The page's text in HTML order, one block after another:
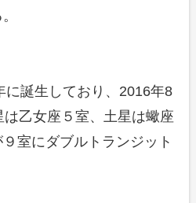
に誕生しており、2016年8
乙女座５室、土星は蠍座
室にダブルトランジット